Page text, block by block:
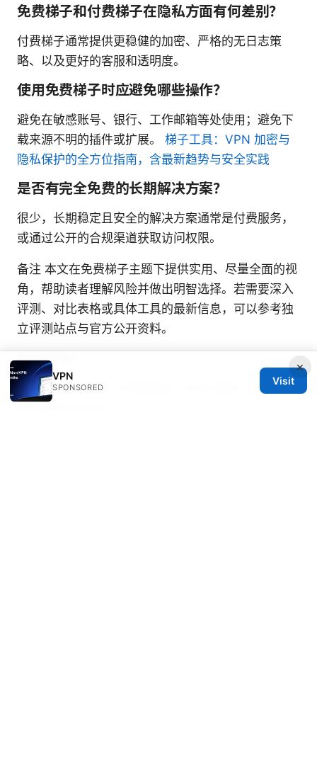
免费梯子和付费梯子在隐私方面有何差别？
付费梯子通常提供更稳健的加密、严格的无日志策
略、以及更好的客服和透明度。
使用免费梯子时应避免哪些操作？
避免在敏感账号、银行、工作邮箱等处使用；避免下
载来源不明的插件或扩展。 梯子工具：VPN 加密与
隐私保护的全方位指南，含最新趋势与安全实践
是否有完全免费的长期解决方案？
很少，长期稳定且安全的解决方案通常是付费服务，
或通过公开的合规渠道获取访问权限。
备注 本文在免费梯子主题下提供实用、尽量全面的视
角，帮助读者理解风险并做出明智选择。若需要深入
评测、对比表格或具体工具的最新信息，可以参考独
立评测站点与官方公开资料。
Sources:
Hur du anvander whatsapp i kina sakert 2026 en
komplett guide
×
VPN
SPONSORED
Visit